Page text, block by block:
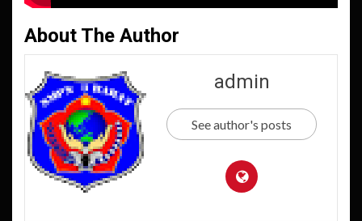
About The Author
admin
See author's posts